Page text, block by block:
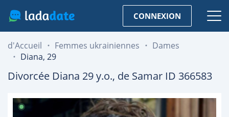
CONNEXION
d'Accueil Femmes ukrainiennes
Dames
Diana, 29
Divorcée Diana 29y.o., de Samar ID 366583